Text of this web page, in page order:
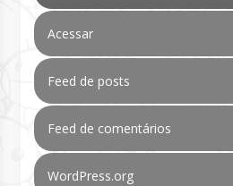
Acessar
Feed de posts
Feed de comentários
WordPress.org